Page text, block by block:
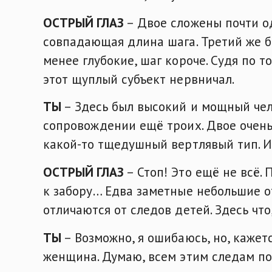
ОСТРЫЙ ГЛАЗ – Двое сложены почти
совпадающая длина шага. Третий же
менее глубокие, шаг короче. Судя по
этот щуплый субъект нервничал.
ТЫ – Здесь был высокий и мощный
сопровождении ещё троих. Двое
какой-то тщедушный вертлявый тип.
ОСТРЫЙ ГЛАЗ – Стоп! Это ещё не всё.
к забору… Едва заметные небольшие
отличаются от следов детей. Здесь
ТЫ – Возможно, я ошибаюсь, но,
женщина. Думаю, всем этим следам